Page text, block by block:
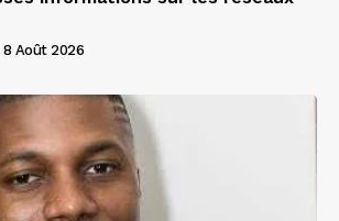
8 Août 2026